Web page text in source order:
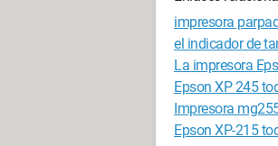
NEGATIVO
2) Consulté la
3) Reinstalación
Así que, ¿alguien
Gracias por su
Guy
impresora
el indicador de
La impresora
Epson XP 245
Impresora
Epson XP-215